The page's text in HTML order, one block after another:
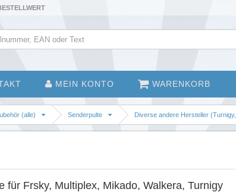
MEIN KONTO WARENKORB
(alle) Senderpulte Diverse andere Hersteller
für Frsky, Multiplex, Mikado, Walkera, Turnigy